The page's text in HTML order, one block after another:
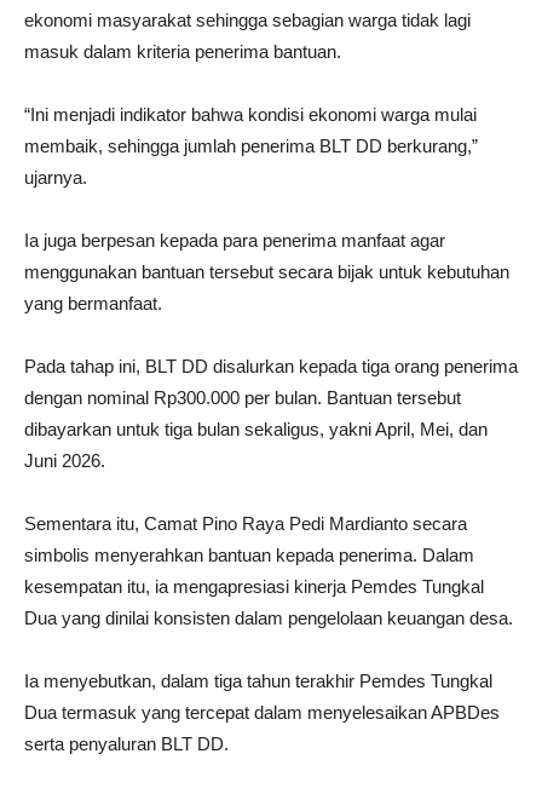
ekonomi masyarakat sehingga sebagian warga tidak lagi
masuk dalam kriteria penerima bantuan.
“Ini menjadi indikator bahwa kondisi ekonomi warga mulai
membaik, sehingga jumlah penerima BLT DD berkurang,”
ujarnya.
Ia juga berpesan kepada para penerima manfaat agar
menggunakan bantuan tersebut secara bijak untuk kebutuhan
yang bermanfaat.
Pada tahap ini, BLT DD disalurkan kepada tiga orang penerima
dengan nominal Rp300.000 per bulan. Bantuan tersebut
dibayarkan untuk tiga bulan sekaligus, yakni April, Mei, dan
Juni 2026.
Sementara itu, Camat Pino Raya Pedi Mardianto secara
simbolis menyerahkan bantuan kepada penerima. Dalam
kesempatan itu, ia mengapresiasi kinerja Pemdes Tungkal
Dua yang dinilai konsisten dalam pengelolaan keuangan desa.
Ia menyebutkan, dalam tiga tahun terakhir Pemdes Tungkal
Dua termasuk yang tercepat dalam menyelesaikan APBDes
serta penyaluran BLT DD.